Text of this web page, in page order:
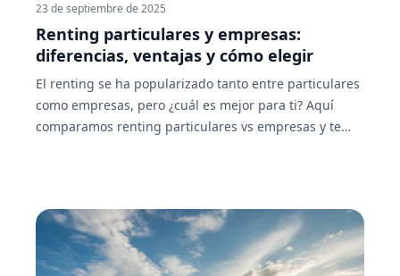
23 de septiembre de 2025
Renting particulares y empresas:
diferencias, ventajas y cómo elegir
El renting se ha popularizado tanto entre particulares
como empresas, pero ¿cuál es mejor para ti? Aquí
comparamos renting particulares vs empresas y te